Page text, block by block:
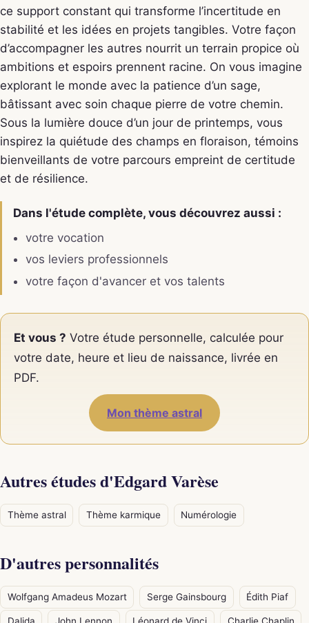
ce support constant qui transforme l’incertitude en
stabilité et les idées en projets tangibles. Votre façon
d’accompagner les autres nourrit un terrain propice où
ambitions et espoirs prennent racine. On vous imagine
explorant le monde avec la patience d’un sage,
bâtissant avec soin chaque pierre de votre chemin.
Sous la lumière douce d’un jour de printemps, vous
inspirez la quiétude des champs en floraison, témoins
bienveillants de votre parcours empreint de certitude
et de résilience.
Dans l'étude complète, vous découvrez aussi :
votre vocation
vos leviers professionnels
votre façon d'avancer et vos talents
Et vous ? Votre étude personnelle, calculée pour
votre date, heure et lieu de naissance, livrée en
PDF.
Mon thème astral
Autres études d'Edgard Varèse
Thème astral Thème karmique Numérologie
D'autres personnalités
Wolfgang Amadeus Mozart Serge Gainsbourg Édith Piaf